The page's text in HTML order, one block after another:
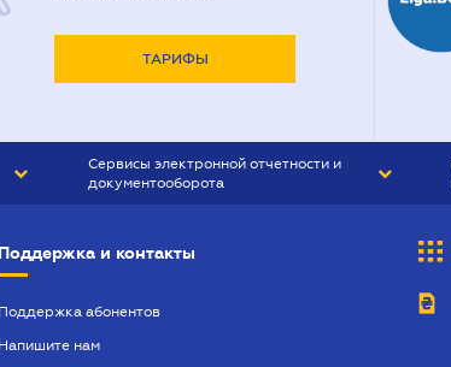
ТАРИФЫ
Сервисы электронной отчетности и
документооборота
Поддержка и контакты
Поддержка абонентов
Напишите нам